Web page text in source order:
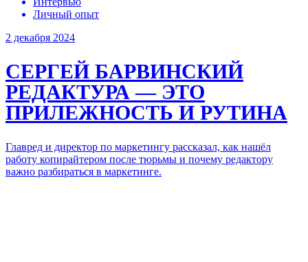
Личный опыт
2 декабря 2024
СЕРГЕЙ БАРВИНСКИЙ
РЕДАКТУРА — ЭТО
ПРИЛЕЖНОСТЬ И РУТИНА
Главред и директор по маркетингу рассказал, как нашёл
работу копирайтером после тюрьмы и почему редактору
важно разбираться в маркетинге.